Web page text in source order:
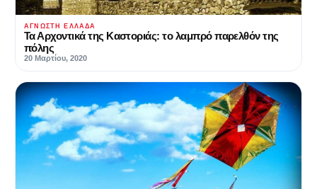
ΆΓΝΩΣΤΗ ΕΛΛΆΔΑ
Τα Αρχοντικά της Καστοριάς: το λαμπρό παρελθόν της
πόλης
20 Μαρτίου, 2020